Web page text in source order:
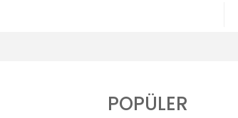
POPÜLER